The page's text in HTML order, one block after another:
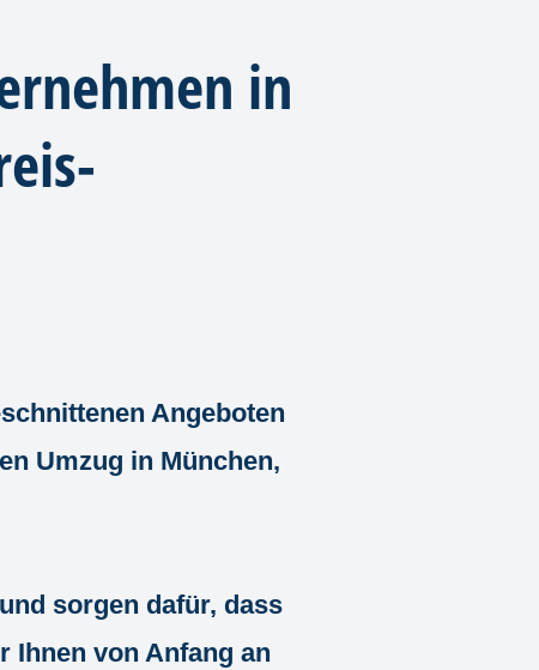
in
Angeboten
Umzug in München,
sorgen dafür, dass
Ihnen von Anfang an